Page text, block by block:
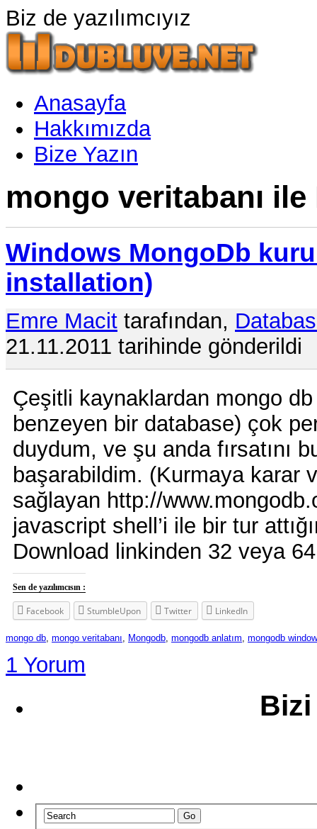
Biz de yazılımcıyız
Anasayfa
Hakkımızda
Bize Yazın
mongo veritabanı
Windows MongoDb
installation)
Emre Macit tarafından,
21.11.2011 tarihinde gönderildi
Çeşitli kaynaklardan mongo
benzeyen bir database) çok
duydum, ve şu anda fırsatını
başarabildim. (Kurmaya karar
sağlayan http://
javascript shell’i ile bir tur
Download linkinden 32 veya
Sen de yazılımcısın :
Facebook StumbleUpon Twitter LinkedIn
mongo db, mongo veritabanı, Mongodb, mongodb anlatım, mongodb
1 Yorum